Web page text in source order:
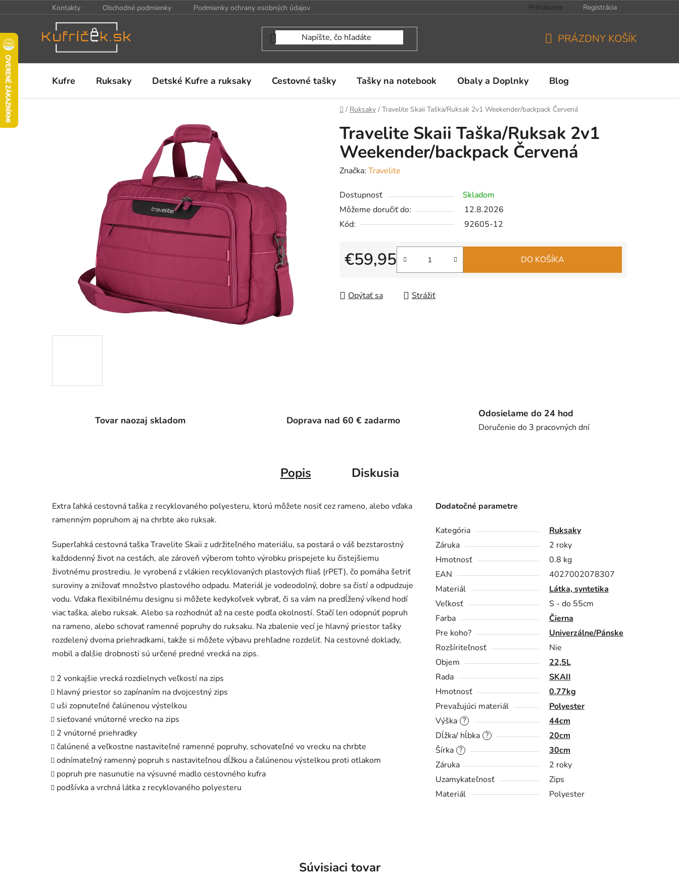
na
Kontakty Obchodné podmienky Podmienky ochrany osobných údajov Prihlásenie Registrácia
KOŠÍK
PRÁZDNY KOŠÍK
Kufre Ruksaky Detské Kufre a ruksaky Cestovné tašky Tašky na notebook Obaly a Doplnky Blog
Domov
/ Ruksaky / Travelite Skaii Taška/Ruksak 2v1 Weekender/backpack Červená
Travelite Skaii Taška/Ruksak 2v1
Weekender/backpack Červená
Značka: Travelite
Dostupnosť
Skladom
Môžeme doručiť do:
12.8.2026
Kód:
92605-12
€59,95
Jednotková cena:
DO KOŠÍKA
Opýtať sa Strážiť
Tovar naozaj skladom Doprava nad 60 € zadarmo
Odosielame do 24 hod
Doručenie do 3 pracovných dní
Popis Diskusia
Extra ľahká cestovná taška z recyklovaného polyesteru, ktorú môžete nosiť cez rameno, alebo vďaka
ramenným popruhom aj na chrbte ako ruksak.
Superľahká cestovná taška Travelite Skaii z udržiteľného materiálu, sa postará o váš bezstarostný
každodenný život na cestách, ale zároveň výberom tohto výrobku prispejete ku čistejšiemu
životnému prostrediu. Je vyrobená z vlákien recyklovaných plastových fliaš (rPET), čo pomáha šetriť
suroviny a znižovať množstvo plastového odpadu. Materiál je vodeodolný, dobre sa čistí a odpudzuje
vodu. Vďaka flexibilnému designu si môžete kedykoľvek vybrať, či sa vám na predĺžený víkend hodí
viac taška, alebo ruksak. Alebo sa rozhodnúť až na ceste podľa okolností. Stačí len odopnúť popruh
na rameno, alebo schovať ramenné popruhy do ruksaku. Na zbalenie vecí je hlavný priestor tašky
rozdelený dvoma priehradkami, takže si môžete výbavu prehľadne rozdeliť. Na cestovné doklady,
mobil a ďalšie drobnosti sú určené predné vrecká na zips.
2 vonkajšie vrecká rozdielnych veľkostí na zips
hlavný priestor so zapínaním na dvojcestný zips
uši zopnuteľné čalúnenou výstelkou
sieťované vnútorné vrecko na zips
2 vnútorné priehradky
čalúnené a veľkostne nastaviteľné ramenné popruhy, schovateľné vo vrecku na chrbte
odnímateľný ramenný popruh s nastaviteľnou dĺžkou a čalúnenou výstelkou proti otlakom
popruh pre nasunutie na výsuvné madlo cestovného kufra
podšívka a vrchná látka z recyklovaného polyesteru
Dodatočné parametre
Kategória
Ruksaky
Záruka
2 roky
Hmotnosť
0.8 kg
EAN
4027002078307
Materiál
Látka, syntetika
Veľkosť
S - do 55cm
Farba
Čierna
Pre koho?
Univerzálne/Pánske
Rozšíriteľnosť
Nie
Objem
22,5L
Rada
SKAII
Hmotnosť
0.77kg
Prevažujúci materiál
Polyester
?
Výška 44cm
?
Dĺžka/ hĺbka 20cm
?
Šírka
30cm
Záruka
2 roky
Uzamykateľnosť
Zips
Materiál
Polyester
Súvisiaci tovar